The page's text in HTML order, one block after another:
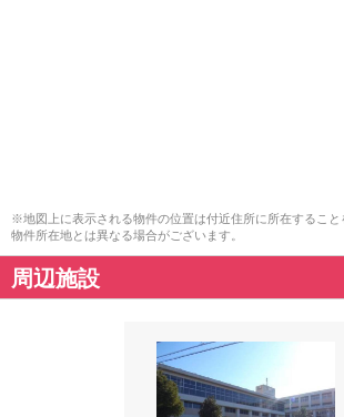
※地図上に表示される物件の位置は付近住所に所在するこ
物件所在地とは異なる場合がございます。
周辺施設